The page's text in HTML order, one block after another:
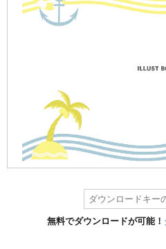
無料でダウンロードが可能！